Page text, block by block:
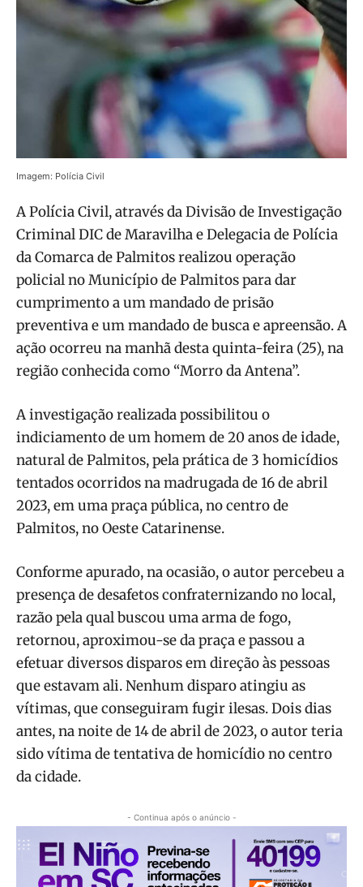
Imagem: Polícia Civil
A Polícia Civil, através da Divisão de Investigação
Criminal DIC de Maravilha e Delegacia de Polícia
da Comarca de Palmitos realizou operação
policial no Município de Palmitos para dar
cumprimento a um mandado de prisão
preventiva e um mandado de busca e apreensão. A
ação ocorreu na manhã desta quinta-feira (25), na
região conhecida como “Morro da Antena”.
A investigação realizada possibilitou o
indiciamento de um homem de 20 anos de idade,
natural de Palmitos, pela prática de 3 homicídios
tentados ocorridos na madrugada de 16 de abril
2023, em uma praça pública, no centro de
Palmitos, no Oeste Catarinense.
Conforme apurado, na ocasião, o autor percebeu a
presença de desafetos confraternizando no local,
razão pela qual buscou uma arma de fogo,
retornou, aproximou-se da praça e passou a
efetuar diversos disparos em direção às pessoas
que estavam ali. Nenhum disparo atingiu as
vítimas, que conseguiram fugir ilesas. Dois dias
antes, na noite de 14 de abril de 2023, o autor teria
sido vítima de tentativa de homicídio no centro
da cidade.
- Continua após o anúncio -